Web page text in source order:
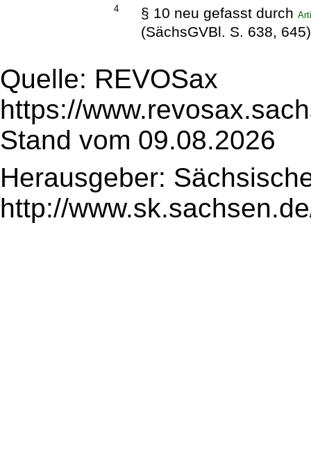
4 § 10 neu gefasst durch
(SächsGVBl. S. 638, 645)
Quelle: REVOSax
https://
Stand vom 09.08.2026
Herausgeber:
http://